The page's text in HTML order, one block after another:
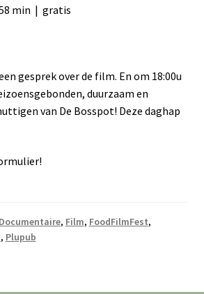
min | gratis
gesprek over de film. En om 18:00u
duurzaam en
van De Bosspot! Deze daghap
Documentaire, Film, FoodFilmFest,
, Plupub